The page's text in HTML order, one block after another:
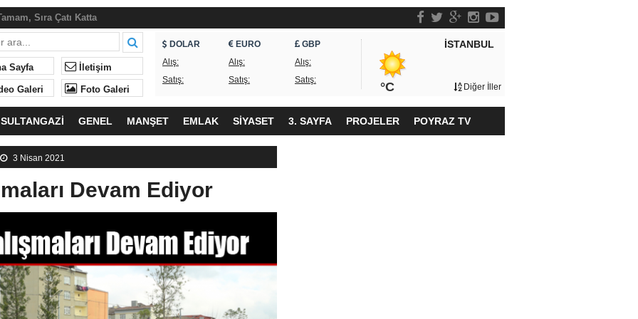
Sıra Çatı Katta
Piknik Şöleni
Sorunların Çözülmesini Bekliyor
ne yapıyordunuz?
İftar
ne geliyor?
Okullardaki Olaylarla İlgili Basın Açıklaması
Sayfa İletişim
Galeri Foto Galeri
DOLAR
Alış:
Satış:
EURO
Alış:
Satış:
GBP
Alış:
Satış:
İSTANBUL
°C Diğer İller
SULTANGAZİ GENEL MANŞET EMLAK SİYASET 3. SAYFA PROJELER POYRAZ TV
3 Nisan 2021
Devam Ediyor